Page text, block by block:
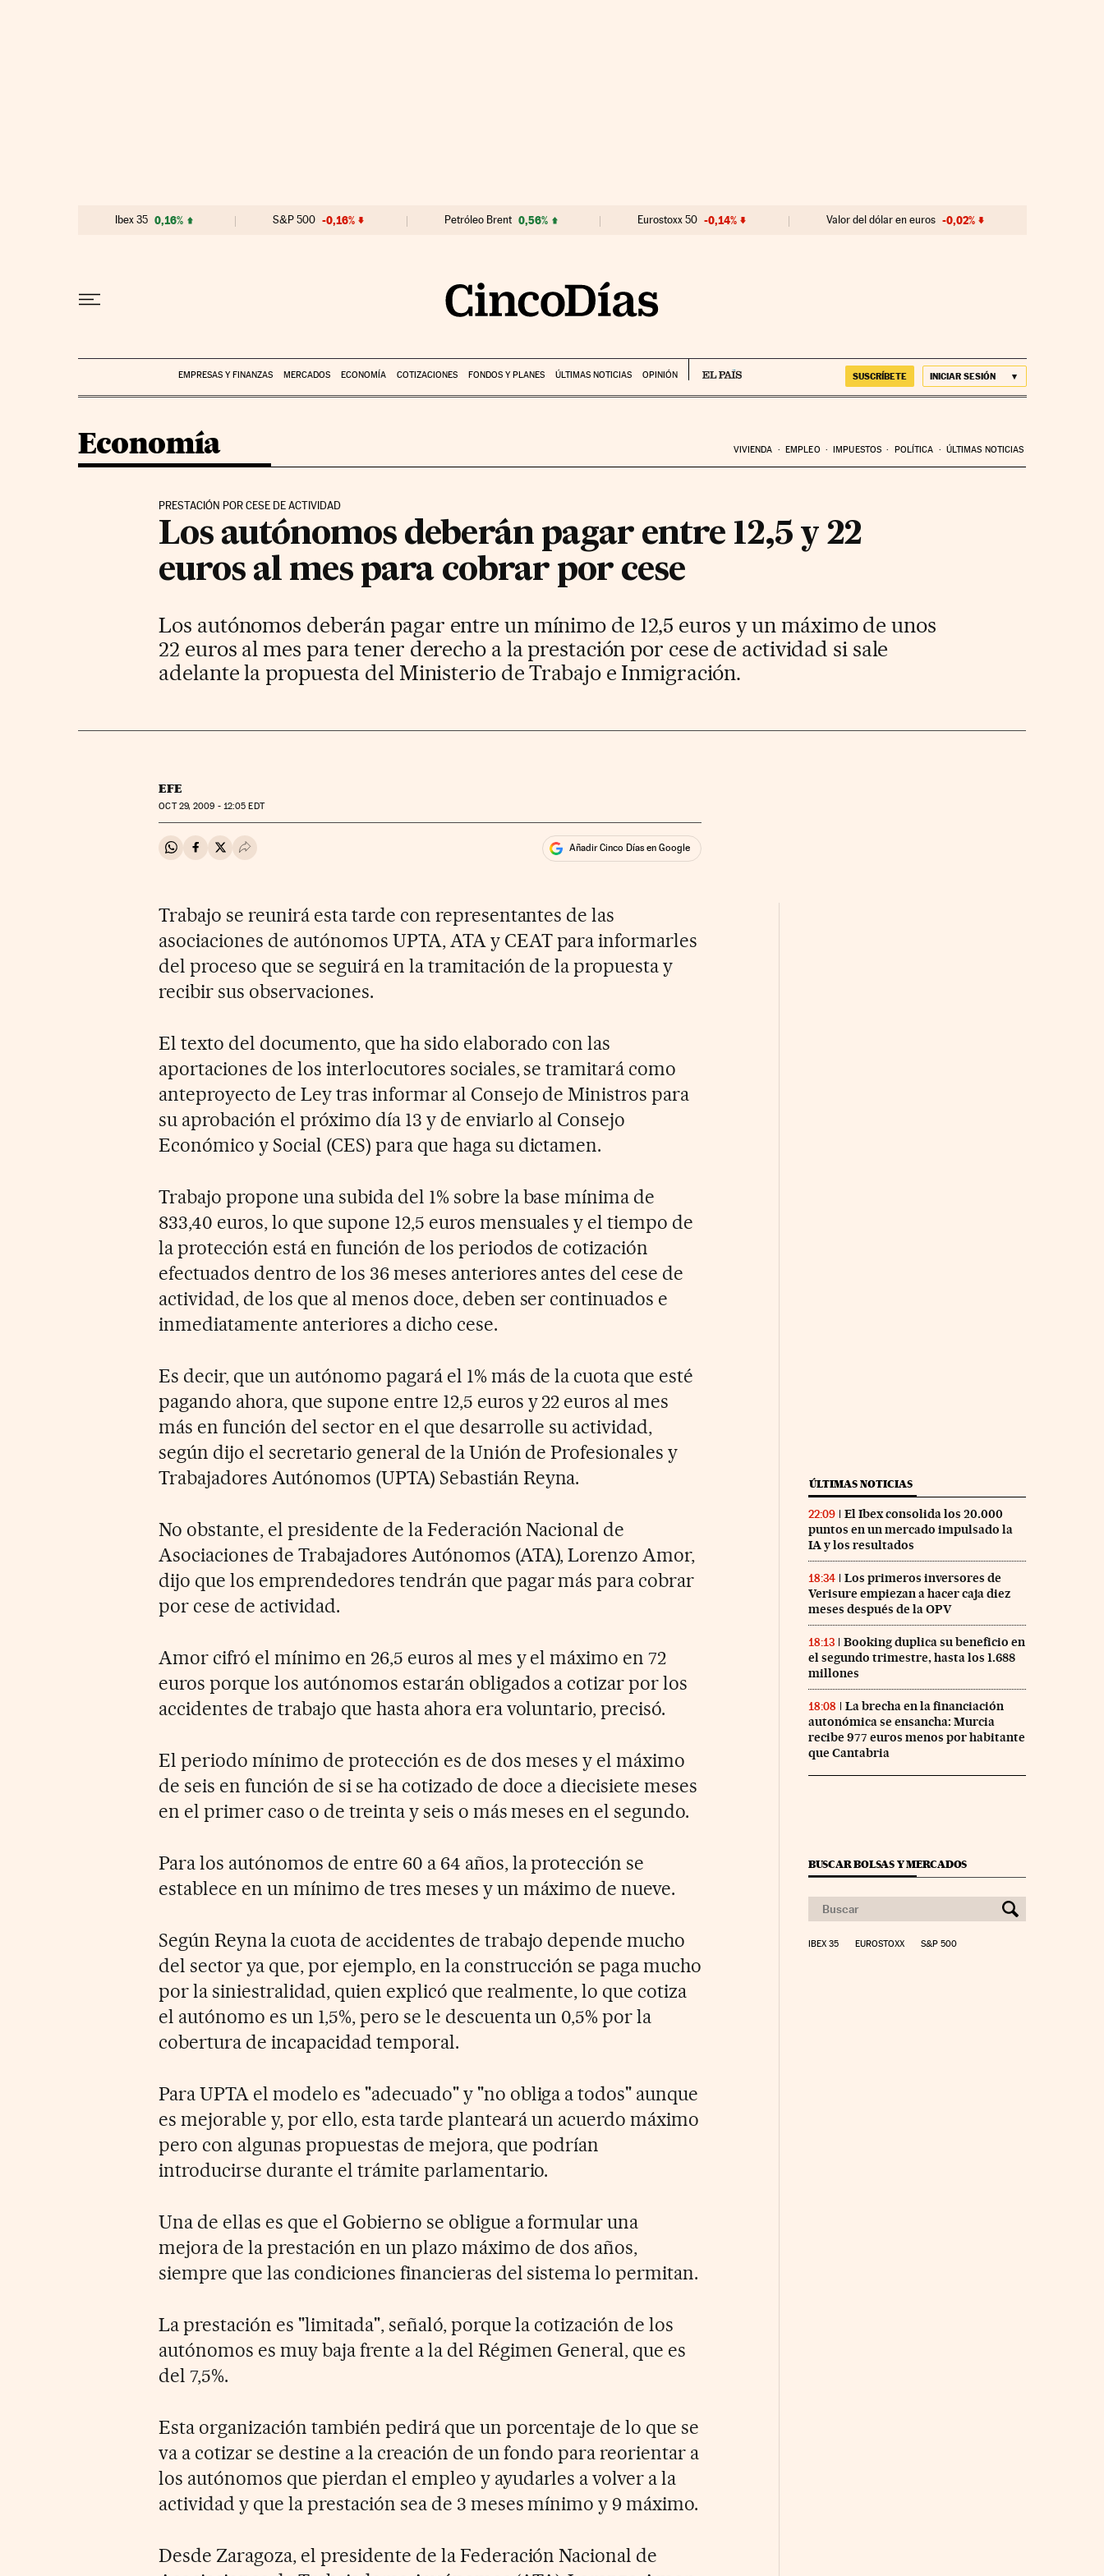
Ibex 35 0,16% S&P 500 -0,16% Petróleo Brent 0,56% Eurostoxx 50 -0,14% Valor del dólar en euros -0,02%
EMPRESAS Y FINANZAS MERCADOS ECONOMÍA COTIZACIONES FONDOS Y PLANES ÚLTIMAS NOTICIAS OPINIÓN SUSCRÍBETE INICIAR SESIÓN
Economía VIVIENDA EMPLEO IMPUESTOS POLÍTICA ÚLTIMAS NOTICIAS
PRESTACIÓN POR CESE DE ACTIVIDAD
Los autónomos deberán pagar entre 12,5 y 22
euros al mes para cobrar por cese
Los autónomos deberán pagar entre un mínimo de 12,5 euros y un máximo de unos
22 euros al mes para tener derecho a la prestación por cese de actividad si sale
adelante la propuesta del Ministerio de Trabajo e Inmigración.
EFE
OCT29, 2009 - 12:05 EDT
Compartir en Whatsapp
Compartir en Facebook
Compartir en Twitter
Desplegar Redes Sociales Añadir Cinco Días en Google
Trabajo se reunirá esta tarde con representantes de las
asociaciones de autónomos UPTA, ATA y CEAT para informarles
del proceso que se seguirá en la tramitación de la propuesta y
recibir sus observaciones.
El texto del documento, que ha sido elaborado con las
aportaciones de los interlocutores sociales, se tramitará como
anteproyecto de Ley tras informar al Consejo de Ministros para
su aprobación el próximo día 13 y de enviarlo al Consejo
Económico y Social (CES) para que haga su dictamen.
Trabajo propone una subida del 1% sobre la base mínima de
833,40 euros, lo que supone 12,5 euros mensuales y el tiempo de
la protección está en función de los periodos de cotización
efectuados dentro de los 36 meses anteriores antes del cese de
actividad, de los que al menos doce, deben ser continuados e
inmediatamente anteriores a dicho cese.
Es decir, que un autónomo pagará el 1% más de la cuota que esté
pagando ahora, que supone entre 12,5 euros y 22 euros al mes
más en función del sector en el que desarrolle su actividad,
según dijo el secretario general de la Unión de Profesionales y
Trabajadores Autónomos (UPTA) Sebastián Reyna.
No obstante, el presidente de la Federación Nacional de
Asociaciones de Trabajadores Autónomos (ATA), Lorenzo Amor,
dijo que los emprendedores tendrán que pagar más para cobrar
por cese de actividad.
Amor cifró el mínimo en 26,5 euros al mes y el máximo en 72
euros porque los autónomos estarán obligados a cotizar por los
accidentes de trabajo que hasta ahora era voluntario, precisó.
El periodo mínimo de protección es de dos meses y el máximo
de seis en función de si se ha cotizado de doce a diecisiete meses
en el primer caso o de treinta y seis o más meses en el segundo.
Para los autónomos de entre 60 a 64 años, la protección se
establece en un mínimo de tres meses y un máximo de nueve.
Según Reyna la cuota de accidentes de trabajo depende mucho
del sector ya que, por ejemplo, en la construcción se paga mucho
por la siniestralidad, quien explicó que realmente, lo que cotiza
el autónomo es un 1,5%, pero se le descuenta un 0,5% por la
cobertura de incapacidad temporal.
Para UPTA el modelo es "adecuado" y "no obliga a todos" aunque
es mejorable y, por ello, esta tarde planteará un acuerdo máximo
pero con algunas propuestas de mejora, que podrían
introducirse durante el trámite parlamentario.
Una de ellas es que el Gobierno se obligue a formular una
mejora de la prestación en un plazo máximo de dos años,
siempre que las condiciones financieras del sistema lo permitan.
La prestación es "limitada", señaló, porque la cotización de los
autónomos es muy baja frente a la del Régimen General, que es
del 7,5%.
Esta organización también pedirá que un porcentaje de lo que se
va a cotizar se destine a la creación de un fondo para reorientar a
los autónomos que pierdan el empleo y ayudarles a volver a la
actividad y que la prestación sea de 3 meses mínimo y 9 máximo.
Desde Zaragoza, el presidente de la Federación Nacional de
ÚLTIMAS NOTICIAS
22:09
El Ibex consolida los 20.000
puntos en un mercado impulsado la
IA y los resultados
18:34
Los primeros inversores de
Verisure empiezan a hacer caja diez
meses después de la OPV
18:13
Booking duplica su beneficio en
el segundo trimestre, hasta los 1.688
millones
18:08
La brecha en la financiación
autonómica se ensancha: Murcia
recibe 977 euros menos por habitante
que Cantabria
BUSCAR BOLSAS Y MERCADOS
IBEX 35 EUROSTOXX S&P 500